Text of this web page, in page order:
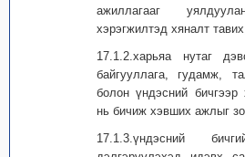
ажиллагааг
хэрэгжилтэд хяналт
17.1.2.харьяа нутаг
байгууллага, гудамж,
болон үндэсний бичгээр
нь бичиж хэвших ажлыг
17.1.3.үндэсний